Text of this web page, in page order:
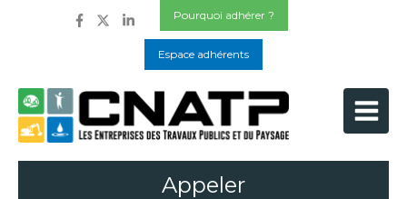
Pourquoi adhérer ?
Espace adhérents
Appeler